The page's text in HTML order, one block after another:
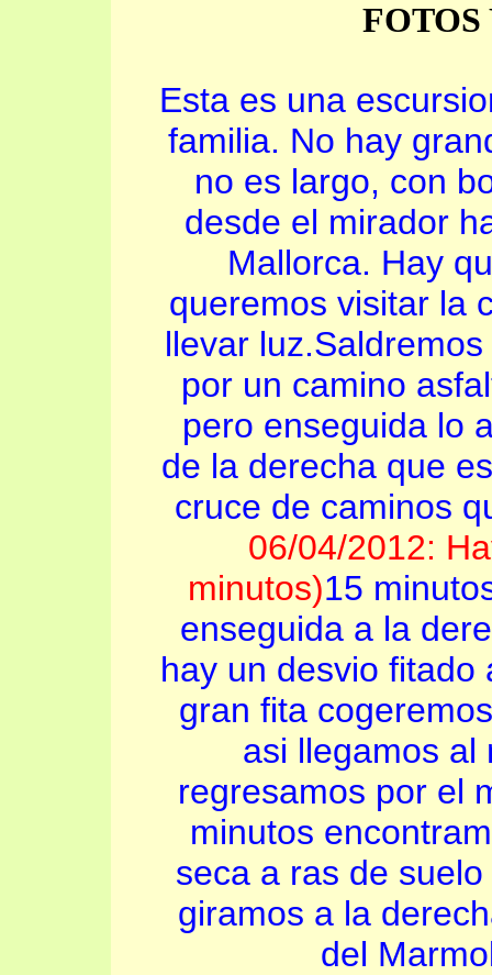
Esta es una
familia. No hay
no es largo, con
desde el mirador
Mallorca. Hay
queremos visitar la
llevar
por un camino
pero enseguida lo
de la derecha que
cruce de caminos
06/04/2012:
minutos)15
enseguida a la
hay un desvio fitado
gran fita
asi llegamos al
regresamos por el
minutos
seca a ras de
giramos a la
del